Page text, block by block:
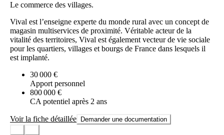
Le commerce des villages.
Vival est l’enseigne experte du monde rural avec un concept de
magasin multiservices de proximité. Véritable acteur de la
vitalité des territoires, Vival est également vecteur de vie sociale
pour les quartiers, villages et bourgs de France dans lesquels il
est implanté.
30 000 €
Apport personnel
800 000 €
CA potentiel après 2 ans
Voir la fiche détaillée Demander une documentation